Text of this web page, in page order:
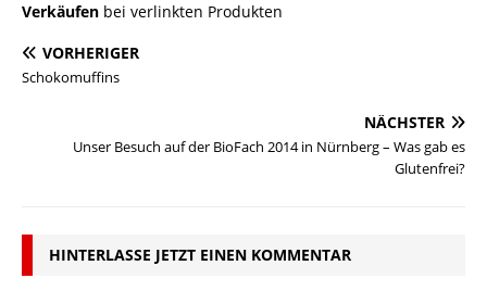
Verkäufen bei verlinkten Produkten
VORHERIGER
Schokomuffins
NÄCHSTER
Unser Besuch auf der BioFach 2014 in Nürnberg – Was gab es
Glutenfrei?
HINTERLASSE JETZT EINEN KOMMENTAR